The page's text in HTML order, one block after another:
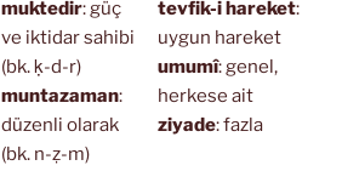
muktedir: güç
ve iktidar sahibi
(bk. ḳ-d-r)
muntazaman:
düzenli olarak
(bk. n-ẓ-m)
tevfik-i hareket:
uygun hareket
umumî: genel,
herkese ait
ziyade: fazla